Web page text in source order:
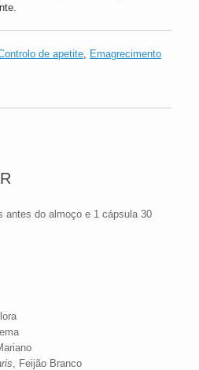
de apetite Emagrecimento
antes do almoço e 1 cápsula 30
, Feijão Branco